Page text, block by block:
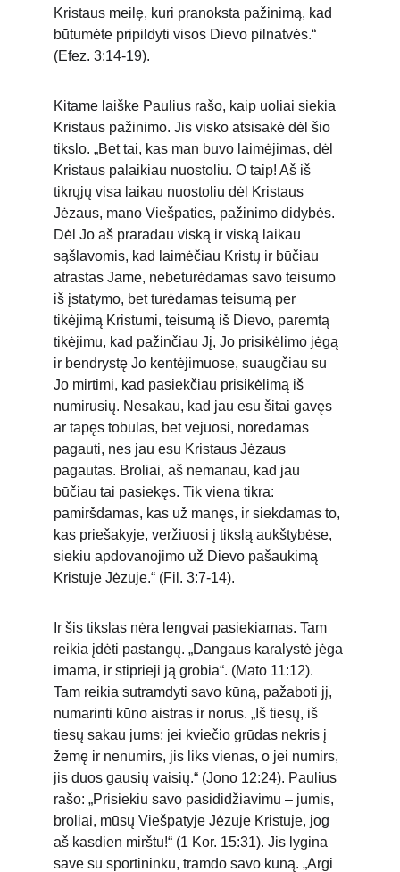
Kristaus meilę, kuri pranoksta pažinimą, kad
būtumėte pripildyti visos Dievo pilnatvės.“
(Efez. 3:14-19).
Kitame laiške Paulius rašo, kaip uoliai siekia
Kristaus pažinimo. Jis visko atsisakė dėl šio
tikslo. „Bet tai, kas man buvo laimėjimas, dėl
Kristaus palaikiau nuostoliu. O taip! Aš iš
tikrųjų visa laikau nuostoliu dėl Kristaus
Jėzaus, mano Viešpaties, pažinimo didybės.
Dėl Jo aš praradau viską ir viską laikau
sąšlavomis, kad laimėčiau Kristų ir būčiau
atrastas Jame, nebeturėdamas savo teisumo
iš įstatymo, bet turėdamas teisumą per
tikėjimą Kristumi, teisumą iš Dievo, paremtą
tikėjimu, kad pažinčiau Jį, Jo prisikėlimo jėgą
ir bendrystę Jo kentėjimuose, suaugčiau su
Jo mirtimi, kad pasiekčiau prisikėlimą iš
numirusių. Nesakau, kad jau esu šitai gavęs
ar tapęs tobulas, bet vejuosi, norėdamas
pagauti, nes jau esu Kristaus Jėzaus
pagautas. Broliai, aš nemanau, kad jau
būčiau tai pasiekęs. Tik viena tikra:
pamiršdamas, kas už manęs, ir siekdamas to,
kas priešakyje, veržiuosi į tikslą aukštybėse,
siekiu apdovanojimo už Dievo pašaukimą
Kristuje Jėzuje.“ (Fil. 3:7-14).
Ir šis tikslas nėra lengvai pasiekiamas. Tam
reikia įdėti pastangų. „Dangaus karalystė jėga
imama, ir stiprieji ją grobia“. (Mato 11:12).
Tam reikia sutramdyti savo kūną, pažaboti jį,
numarinti kūno aistras ir norus. „Iš tiesų, iš
tiesų sakau jums: jei kviečio grūdas nekris į
žemę ir nenumirs, jis liks vienas, o jei numirs,
jis duos gausių vaisių.“ (Jono 12:24). Paulius
rašo: „Prisiekiu savo pasididžiavimu – jumis,
broliai, mūsų Viešpatyje Jėzuje Kristuje, jog
aš kasdien mirštu!“ (1 Kor. 15:31). Jis lygina
save su sportininku, tramdo savo kūną. „Argi